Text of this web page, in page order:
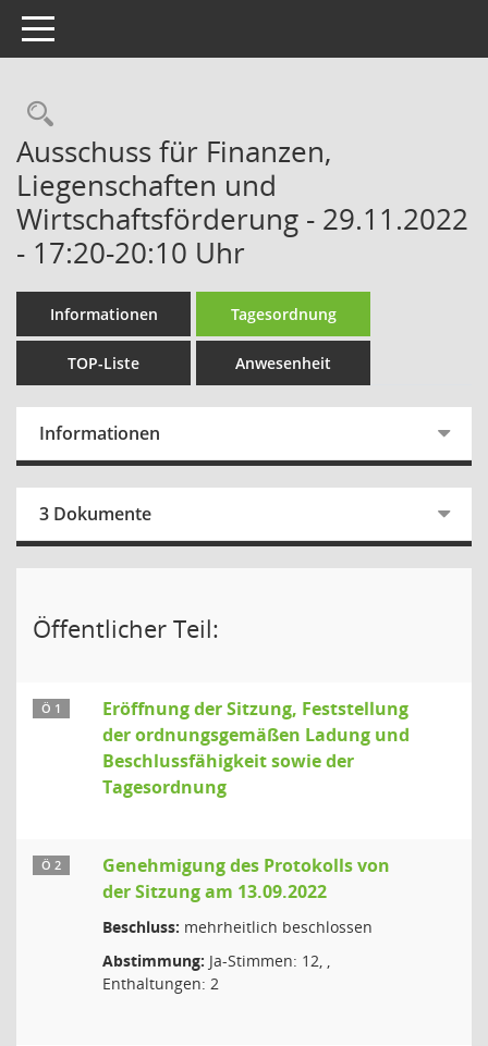
Toggle navigation
Rechercheauswahl
Ausschuss für Finanzen,
Liegenschaften und
Wirtschaftsförderung - 29.11.2022
- 17:20-20:10 Uhr
Informationen Tagesordnung
TOP-Liste Anwesenheit
Informationen
3 Dokumente
Öffentlicher Teil:
Ö 1
Eröffnung der Sitzung, Feststellung
der ordnungsgemäßen Ladung und
Beschlussfähigkeit sowie der
Tagesordnung
Ö 2
Genehmigung des Protokolls von
der Sitzung am 13.09.2022
Beschluss: mehrheitlich beschlossen
Abstimmung: Ja-Stimmen: 12, ,
Enthaltungen: 2